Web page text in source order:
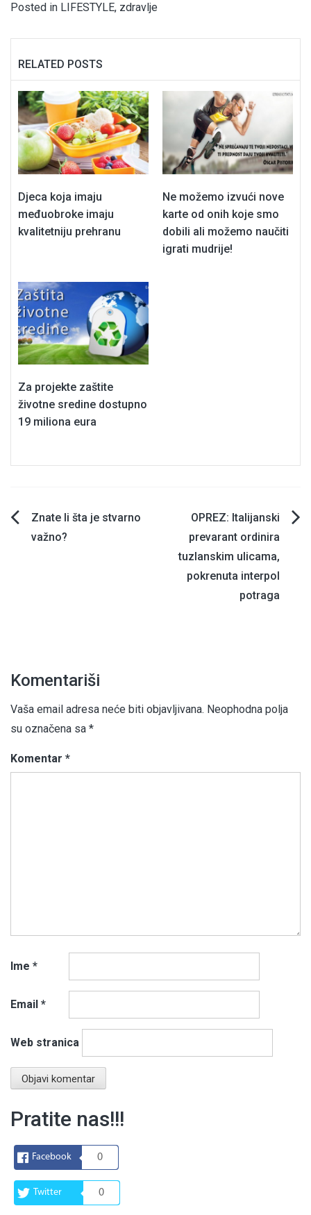
Posted in LIFESTYLE, zdravlje
RELATED POSTS
Djeca koja imaju
međuobroke imaju
kvalitetniju prehranu
Ne možemo izvući nove
karte od onih koje smo
dobili ali možemo naučiti
igrati mudrije!
Za projekte zaštite
životne sredine dostupno
19 miliona eura
Navigacija
Znate li šta je stvarno
važno?
OPREZ: Italijanski
prevarant ordinira
tuzlanskim ulicama,
pokrenuta interpol
potraga
Komentariši
Vaša email adresa neće biti objavljivana. Neophodna polja
su označena sa *
Komentar *
Ime *
Email *
Web stranica
Pratite nas!!!
Facebook 0
Twitter 0